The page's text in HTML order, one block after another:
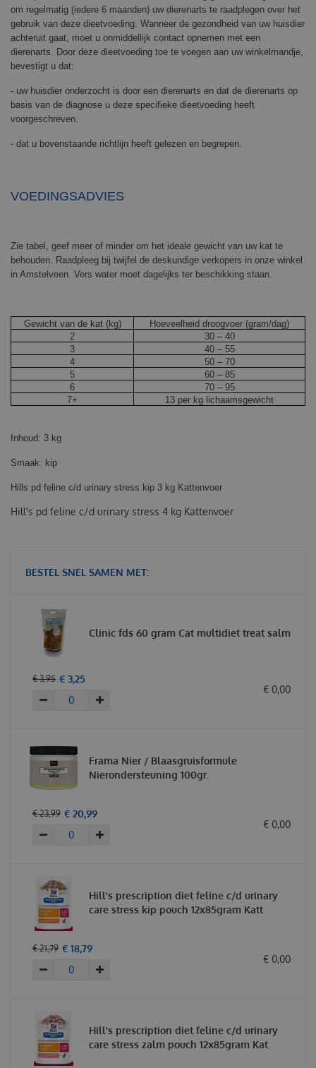
om regelmatig (iedere 6 maanden) uw dierenarts te raadplegen over het
gebruik van deze dieetvoeding. Wanneer de gezondheid van uw huisdier
achteruit gaat, moet u onmiddellijk contact opnemen met een
dierenarts. Door deze dieetvoeding toe te voegen aan uw winkelmandje,
bevestigt u dat:
- uw huisdier onderzocht is door een dierenarts en dat de dierenarts op
basis van de diagnose u deze specifieke dieetvoeding heeft
voorgeschreven.
- dat u bovenstaande richtlijn heeft gelezen en begrepen.
VOEDINGSADVIES
Zie tabel, geef meer of minder om het ideale gewicht van uw kat te
behouden. Raadpleeg bij twijfel de deskundige verkopers in onze winkel
in Amstelveen. Vers water moet dagelijks ter beschikking staan.
Gewicht van de kat (kg)
Hoeveelheid droogvoer (gram/dag)
2
30 – 40
3
40 – 55
4
50 – 70
5
60 – 85
6
70 – 95
7+
13 per kg lichaamsgewicht
Inhoud: 3 kg
Smaak: kip
Hills pd feline c/d urinary stress kip 3 kg Kattenvoer
Hill's pd feline c/d urinary stress 4 kg Kattenvoer
BESTEL SNEL SAMEN MET:
Clinic fds 60 gram Cat multidiet treat salm
€ 3,95 € 3,25
€ 0,00
Frama Nier / Blaasgruisformule
Nierondersteuning 100gr.
€ 23,99 € 20,99
€ 0,00
Hill's prescription diet feline c/d urinary
care stress kip pouch 12x85gram Katt
€ 21,79 € 18,79
€ 0,00
Hill's prescription diet feline c/d urinary
care stress zalm pouch 12x85gram Kat